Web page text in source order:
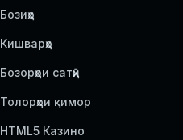
Бозиҳо
Кишварҳо
Бозорҳои сатҳӣ
Толорҳои қимор
HTML5 Казино